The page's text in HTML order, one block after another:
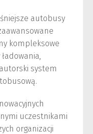
autobusy
kompleksowe
system
uczestnikami
organizacji